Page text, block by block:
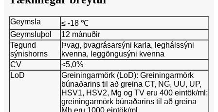
Geymsla
≤ -18 ℃
Geymsluþol
12 mánuðir
Tegund
sýnishorns
Þvag, þvagrásarsýni karla, leghálssýni
kvenna, leggöngusýni kvenna
CV
<5,0%
LoD
Greiningarmörk (LoD): Greiningarmörk
búnaðarins til að greina CT, NG, UU, UP,
HSV1, HSV2, Mg og TV eru 400 eintök/ml;
greiningarmörk búnaðarins til að greina
Mh eru 1000 eintök/ml.